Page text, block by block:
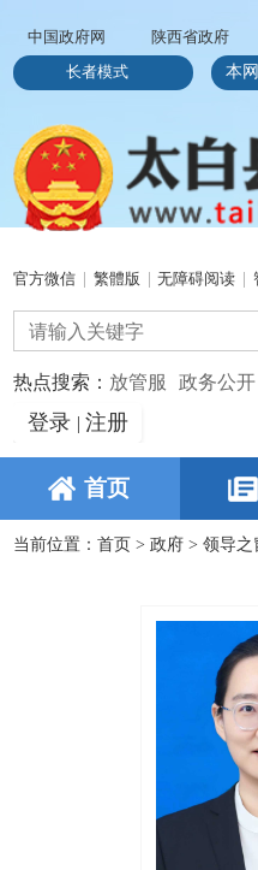
中国政府网 陕西省政府
长者模式
本
官方微信 繁體版 无障碍阅读
热点搜索： 放管服 政务公开
登录 注册
首页
当前位置：首页 >政府 >领导之